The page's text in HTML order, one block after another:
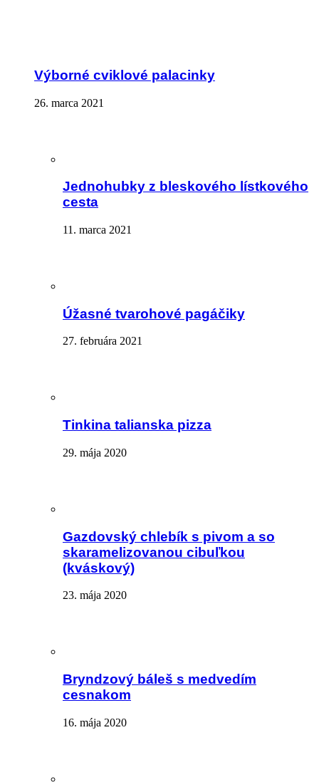
Výborné cviklové palacinky
26. marca 2021
Jednohubky z bleskového lístkového
cesta
11. marca 2021
Úžasné tvarohové pagáčiky
27. februára 2021
Tinkina talianska pizza
29. mája 2020
Gazdovský chlebík s pivom a so
skaramelizovanou cibuľkou
(kváskový)
23. mája 2020
Bryndzový báleš s medvedím
cesnakom
16. mája 2020